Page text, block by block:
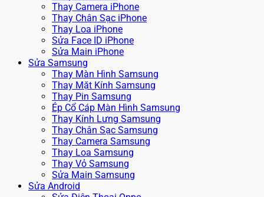
Thay Camera iPhone
Thay Chân Sạc iPhone
Thay Loa iPhone
Sửa Face ID iPhone
Sửa Main iPhone
Sửa Samsung
Thay Màn Hình Samsung
Thay Mặt Kính Samsung
Thay Pin Samsung
Ép Cổ Cáp Màn Hình Samsung
Thay Kính Lưng Samsung
Thay Chân Sạc Samsung
Thay Camera Samsung
Thay Loa Samsung
Thay Vỏ Samsung
Sửa Main Samsung
Sửa Android